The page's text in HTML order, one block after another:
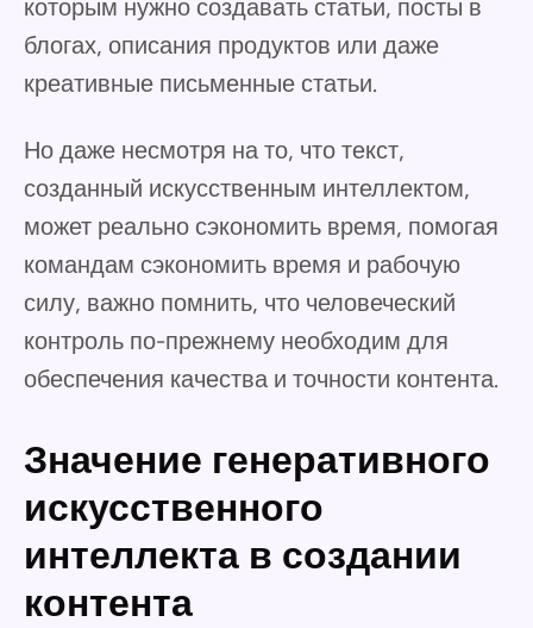
которым нужно создавать статьи, посты в
блогах, описания продуктов или даже
креативные письменные статьи.
Но даже несмотря на то, что текст,
созданный искусственным интеллектом,
может реально сэкономить время, помогая
командам сэкономить время и рабочую
силу, важно помнить, что человеческий
контроль по-прежнему необходим для
обеспечения качества и точности контента.
Значение генеративного
искусственного
интеллекта в создании
контента